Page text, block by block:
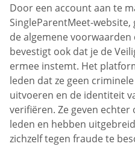
Door een account aan te
SingleParentMeet-
de algemene voorwaarden
bevestigt ook dat je de
ermee instemt. Het
leden dat ze geen
uitvoeren en de identiteit
verifiëren. Ze geven echter
leden en hebben
zichzelf tegen fraude te